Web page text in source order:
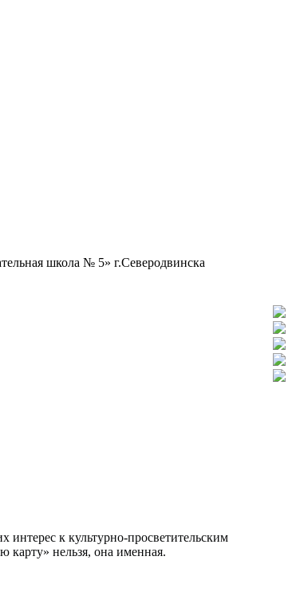
школа № 5» г.Северодвинска
интерес к культурно-просветительским
нельзя, она именная.